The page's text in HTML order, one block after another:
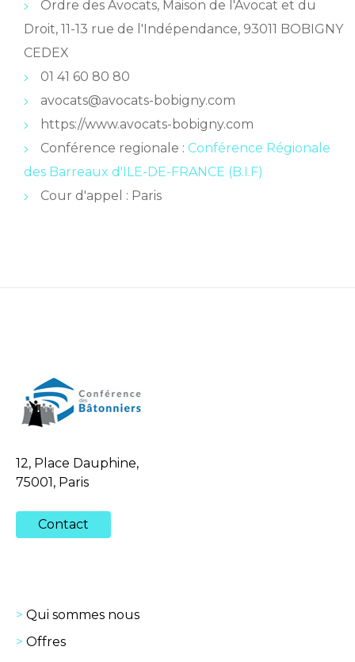
Ordre des Avocats, Maison de l'Avocat et du
Droit, 11-13 rue de l'Indépendance, 93011 BOBIGNY
CEDEX
01 41 60 80 80
avocats@avocats-bobigny.com
https://www.avocats-bobigny.com
Conférence regionale : Conférence Régionale
des Barreaux d'ILE-DE-FRANCE (B.I.F)
Cour d'appel : Paris
12, Place Dauphine,
75001, Paris
Contact
Qui sommes nous
Offres